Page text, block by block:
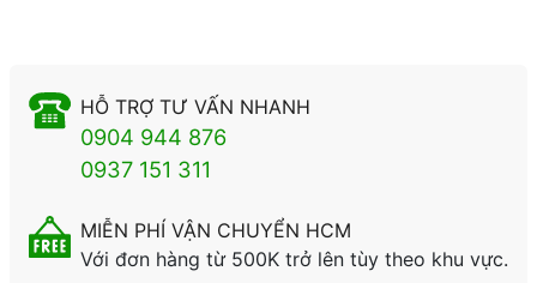
HỖ TRỢ TƯ VẤN NHANH
0904 944 876
0937 151 311
MIỄN PHÍ VẬN CHUYỂN HCM
Với đơn hàng từ 500K trở lên tùy theo khu vực.